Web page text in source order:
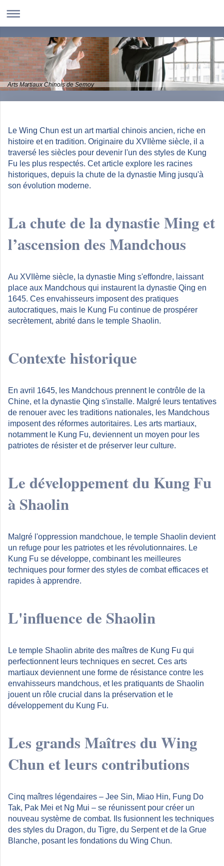
Arts Martiaux Chinois de Semoy
Le Wing Chun est un art martial chinois ancien, riche en
histoire et en tradition. Originaire du XVIIème siècle, il a
traversé les siècles pour devenir l'un des styles de Kung
Fu les plus respectés. Cet article explore les racines
historiques, depuis la chute de la dynastie Ming jusqu'à
son évolution moderne.
La chute de la dynastie Ming et
l’ascension des Mandchous
Au XVIIème siècle, la dynastie Ming s'effondre, laissant
place aux Mandchous qui instaurent la dynastie Qing en
1645. Ces envahisseurs imposent des pratiques
autocratiques, mais le Kung Fu continue de prospérer
secrètement, abrité dans le temple Shaolin.
Contexte historique
En avril 1645, les Mandchous prennent le contrôle de la
Chine, et la dynastie Qing s'installe. Malgré leurs tentatives
de renouer avec les traditions nationales, les Mandchous
imposent des réformes autoritaires. Les arts martiaux,
notamment le Kung Fu, deviennent un moyen pour les
patriotes de résister et de préserver leur culture.
Le développement du Kung Fu
à Shaolin
Malgré l'oppression mandchoue, le temple Shaolin devient
un refuge pour les patriotes et les révolutionnaires. Le
Kung Fu se développe, combinant les meilleures
techniques pour former des styles de combat efficaces et
rapides à apprendre.
L'influence de Shaolin
Le temple Shaolin abrite des maîtres de Kung Fu qui
perfectionnent leurs techniques en secret. Ces arts
martiaux deviennent une forme de résistance contre les
envahisseurs mandchous, et les pratiquants de Shaolin
jouent un rôle crucial dans la préservation et le
développement du Kung Fu.
Les grands Maîtres du Wing
Chun et leurs contributions
Cinq maîtres légendaires – Jee Sin, Miao Hin, Fung Do
Tak, Pak Mei et Ng Mui – se réunissent pour créer un
nouveau système de combat. Ils fusionnent les techniques
des styles du Dragon, du Tigre, du Serpent et de la Grue
Blanche, posant les fondations du Wing Chun.